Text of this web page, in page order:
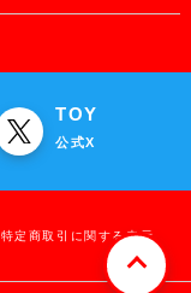
TOY
公式X
特定商取引に関する表示